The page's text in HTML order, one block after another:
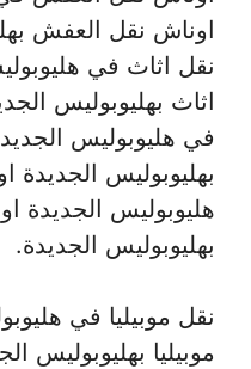
اوناش نقل العفش
نقل اثاث في
اثاث بهليوبوليس
في هليوبوليس
بهليوبوليس
هليوبوليس
بهليوبوليس الجديدة.
نقل موبيليا في
موبيليا بهليوبوليس